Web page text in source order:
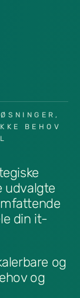
BEHOV
udvalgte
din it-
og
og